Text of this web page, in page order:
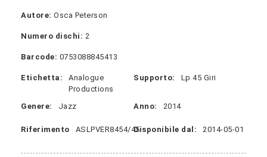
Autore: Osca Peterson
Numero dischi: 2
Barcode: 0753088845413
Etichetta:
Analogue
Productions
Supporto: Lp 45 Giri
Genere: Jazz Anno: 2014
Riferimento ASLPVER8454/45Disponibile dal: 2014-05-01